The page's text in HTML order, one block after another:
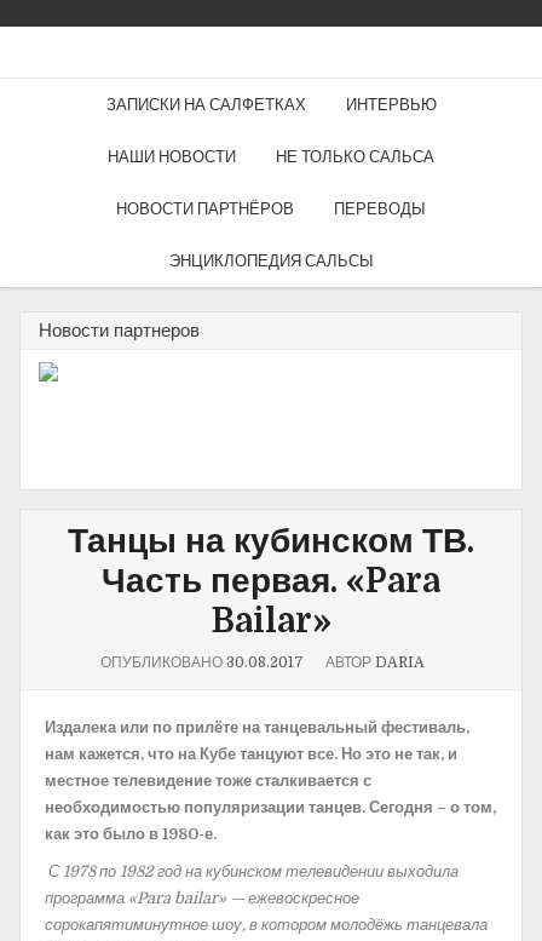
ЗАПИСКИ НА САЛФЕТКАХ ИНТЕРВЬЮ
НАШИ НОВОСТИ НЕ ТОЛЬКО САЛЬСА
НОВОСТИ ПАРТНЁРОВ ПЕРЕВОДЫ
ЭНЦИКЛОПЕДИЯ САЛЬСЫ
Новости партнеров
Танцы на кубинском ТВ.
Часть первая. «Para
Bailar»
ОПУБЛИКОВАНО 30.08.2017 АВТОР DARIA
Издалека или по прилёте на танцевальный фестиваль,
нам кажется, что на Кубе танцуют все. Но это не так, и
местное телевидение тоже сталкивается с
необходимостью популяризации танцев. Сегодня – о том,
как это было в 1980-е.
С 1978 по 1982 год на кубинском телевидении выходила
программа «Para bailar» — ежевоскресное
сорокапятиминутное шоу, в котором молодёжь танцевала